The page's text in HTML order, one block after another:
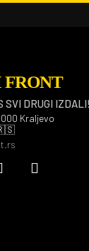
SVI DRUGI IZDALI!
Kraljevo
🇷🇸